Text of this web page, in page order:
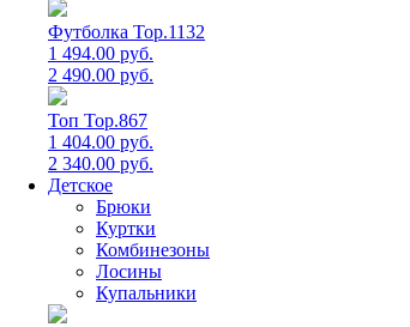
Футболка Top.1132
1 494.00 руб.
2 490.00 руб.
Топ Top.867
1 404.00 руб.
2 340.00 руб.
Детское
Брюки
Куртки
Комбинезоны
Лосины
Купальники